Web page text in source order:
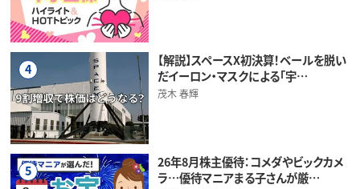
4
【解説】スペースX初決算！ベールを脱い
だイーロン・マスクによる「宇…
茂木 春輝
5
26年8月株主優待：コメダやビックカメ
ラ…優待マニアまる子さんが厳…